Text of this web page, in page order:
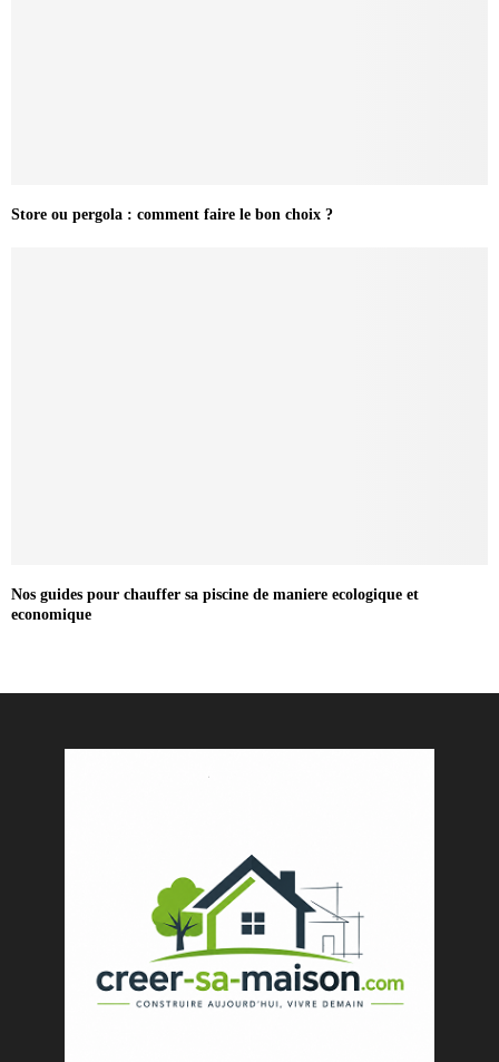
Store ou pergola : comment faire le bon choix ?
Nos guides pour chauffer sa piscine de maniere ecologique et
economique